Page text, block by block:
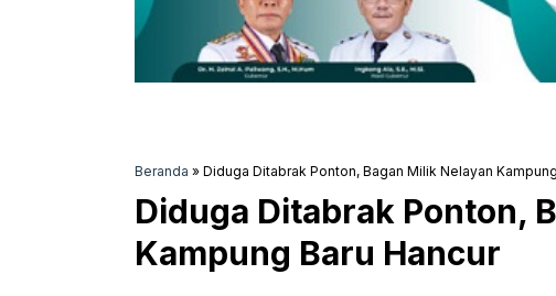
Beranda » Diduga Ditabrak Ponton, Bagan Milik Nelayan
Diduga Ditabrak Ponton,
Kampung Baru Hancur